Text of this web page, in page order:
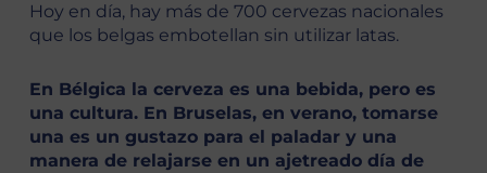
Hoy en día, hay más de 700 cervezas nacionales
que los belgas embotellan sin utilizar latas.
En Bélgica la cerveza es una bebida, pero es
una cultura. En Bruselas, en verano, tomarse
una es un gustazo para el paladar y una
manera de relajarse en un ajetreado día de